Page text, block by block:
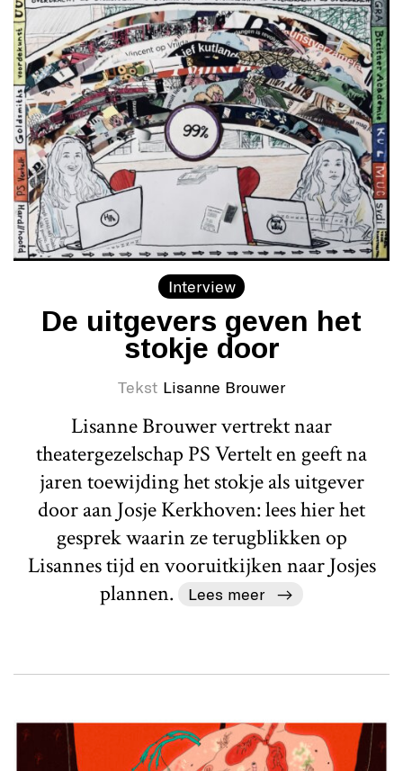
Interview
De uitgevers geven het
stokje door
Tekst Lisanne Brouwer
Lisanne Brouwer vertrekt naar
theatergezelschap PS Vertelt en geeft na
jaren toewijding het stokje als uitgever
door aan Josje Kerkhoven: lees hier het
gesprek waarin ze terugblikken op
Lisannes tijd en vooruitkijken naar Josjes
plannen.
Lees meer